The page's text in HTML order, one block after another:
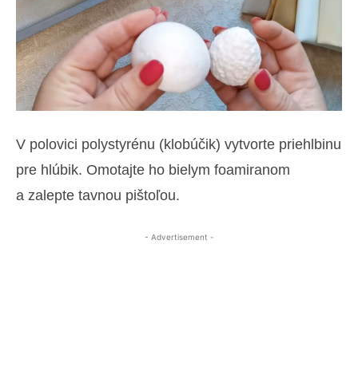
V polovici polystyrénu (klobúčik) vytvorte priehlbinu
pre hlúbik. Omotajte ho bielym foamiranom
a zalepte tavnou pištoľou.
- Advertisement -